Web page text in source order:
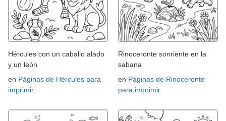
Hércules con un caballo alado
y un león
en Páginas de Hércules para
imprimir
Rinoceronte sonriente en la
sabana
en Páginas de Rinoceronte
para imprimir